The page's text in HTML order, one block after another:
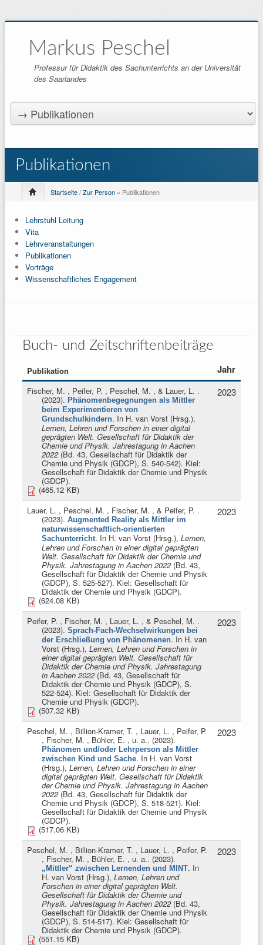
Markus Peschel
Professur für Didaktik des Sachunterrichts an der Universität
des Saarlandes
Publikationen
Startseite/Zur Person » Publikationen
Lehrstuhl Leitung
Vita
Lehrveranstaltungen
Publikationen
Vorträge
Wissenschaftliches Engagement
Buch- und Zeitschriftenbeiträge
Publikation Jahr
Fischer, M. , Peifer, P. , Peschel, M. , & Lauer, L. .
(2023). Phänomenbegegnungen als Mittler
beim Experimentieren von
Grundschulkindern. In H. van Vorst (Hrsg.),
Lernen, Lehren und Forschen in einer digital
geprägten Welt. Gesellschaft für Didaktik der
Chemie und Physik. Jahrestagung in Aachen
2022(Bd. 43, Gesellschaft für Didaktik der
Chemie und Physik (GDCP), S. 540-542). Kiel:
Gesellschaft für Didaktik der Chemie und Physik
(GDCP).
(465.12 KB)
2023
Lauer, L. , Peschel, M. , Fischer, M. , & Peifer, P. .
(2023). Augmented Reality als Mittler im
naturwissenschaftlich-orientierten
Sachunterricht. In H. van Vorst (Hrsg.), Lernen,
Lehren und Forschen in einer digital geprägten
Welt. Gesellschaft für Didaktik der Chemie und
Physik. Jahrestagung in Aachen 2022(Bd. 43,
Gesellschaft für Didaktik der Chemie und Physik
(GDCP), S. 525-527). Kiel: Gesellschaft für
Didaktik der Chemie und Physik (GDCP).
(624.08 KB)
2023
Peifer, P. , Fischer, M. , Lauer, L. , & Peschel, M. .
(2023). Sprach-Fach-Wechselwirkungen bei
der Erschließung von Phänomenen. In H. van
Vorst (Hrsg.), Lernen, Lehren und Forschen in
einer digital geprägten Welt. Gesellschaft für
Didaktik der Chemie und Physik. Jahrestagung
in Aachen 2022(Bd. 43, Gesellschaft für
Didaktik der Chemie und Physik (GDCP), S.
522-524). Kiel: Gesellschaft für Didaktik der
Chemie und Physik (GDCP).
(507.32 KB)
2023
Peschel, M. , Billion-Kramer, T. , Lauer, L. , Peifer, P.
, Fischer, M. , Bühler, E. , u. a.. (2023).
Phänomen und/oder Lehrperson als Mittler
zwischen Kind und Sache. In H. van Vorst
(Hrsg.), Lernen, Lehren und Forschen in einer
digital geprägten Welt. Gesellschaft für Didaktik
der Chemie und Physik. Jahrestagung in Aachen
2022(Bd. 43, Gesellschaft für Didaktik der
Chemie und Physik (GDCP), S. 518-521). Kiel:
Gesellschaft für Didaktik der Chemie und Physik
(GDCP).
(517.06 KB)
2023
Peschel, M. , Billion-Kramer, T. , Lauer, L. , Peifer, P.
, Fischer, M. , Bühler, E. , u. a.. (2023).
„Mittler“ zwischen Lernenden und MINT. In
H. van Vorst (Hrsg.), Lernen, Lehren und
Forschen in einer digital geprägten Welt.
Gesellschaft für Didaktik der Chemie und
Physik. Jahrestagung in Aachen 2022(Bd. 43,
Gesellschaft für Didaktik der Chemie und Physik
(GDCP), S. 514-517). Kiel: Gesellschaft für
Didaktik der Chemie und Physik (GDCP).
(551.15 KB)
2023